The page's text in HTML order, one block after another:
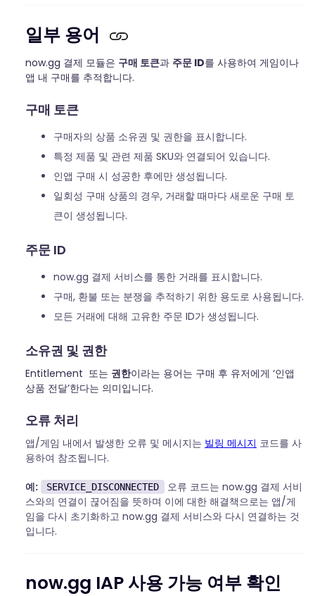
일부 용어
now.gg 결제 모듈은 구매 토큰과 주문 ID를 사용하여 게임이나
앱 내 구매를 추적합니다.
구매 토큰
구매자의 상품 소유권 및 권한을 표시합니다.
특정 제품 및 관련 제품 SKU와 연결되어 있습니다.
인앱 구매 시 성공한 후에만 생성됩니다.
일회성 구매 상품의 경우, 거래할 때마다 새로운 구매 토
큰이 생성됩니다.
주문 ID
now.gg 결제 서비스를 통한 거래를 표시합니다.
구매, 환불 또는 분쟁을 추적하기 위한 용도로 사용됩니다.
모든 거래에 대해 고유한 주문 ID가 생성됩니다.
소유권 및 권한
Entitlement 또는 권한이라는 용어는 구매 후 유저에게 ‘인앱
상품 전달’한다는 의미입니다.
오류 처리
앱/게임 내에서 발생한 오류 및 메시지는 빌링 메시지 코드를 사
용하여 참조됩니다.
예: SERVICE_DISCONNECTED
오류 코드는 now.gg 결제 서비
스와의 연결이 끊어짐을 뜻하며 이에 대한 해결책으로는 앱/게
임을 다시 초기화하고 now.gg 결제 서비스와 다시 연결하는 것
입니다.
now.gg IAP 사용 가능 여부 확인